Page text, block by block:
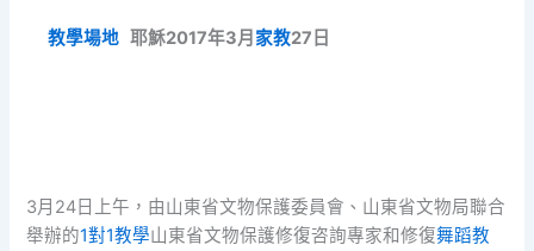
教學場地 耶穌2017年3月 家教27日
3月24日上午，由山東省文物保護委員會、山東省文物局聯合
舉辦的1對1教學山東省文物保護修復咨詢專家和修復舞蹈教